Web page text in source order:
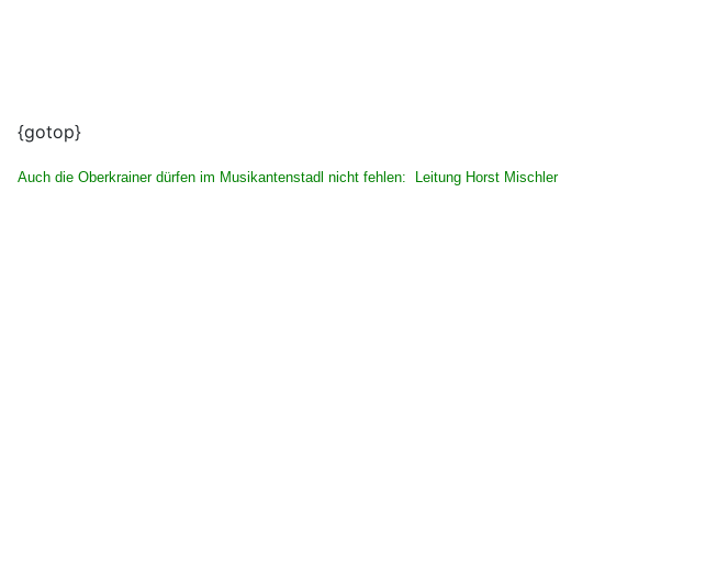
{gotop}
Auch die Oberkrainer dürfen im Musikantenstadl nicht fehlen: Leitung Horst Mischler